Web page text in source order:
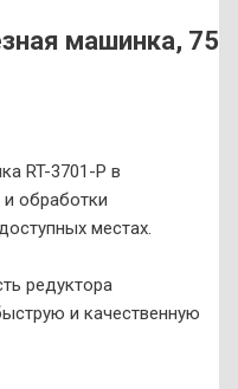
машинка, 75
RT-3701-P в
обработки
местах.
редуктора
и качественную